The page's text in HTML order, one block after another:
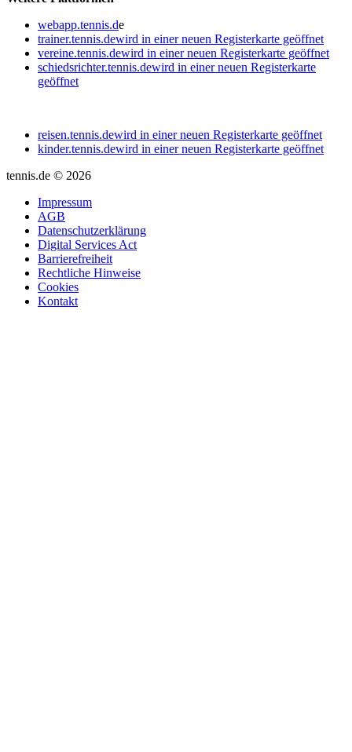
webapp.tennis.de
trainer.tennis.dewird in einer neuen Registerkarte geöffnet
vereine.tennis.dewird in einer neuen Registerkarte geöffnet
schiedsrichter.tennis.dewird in einer neuen Registerkarte
geöffnet
reisen.tennis.dewird in einer neuen Registerkarte geöffnet
kinder.tennis.dewird in einer neuen Registerkarte geöffnet
tennis.de © 2026
Impressum
AGB
Datenschutzerklärung
Digital Services Act
Barrierefreiheit
Rechtliche Hinweise
Cookies
Kontakt